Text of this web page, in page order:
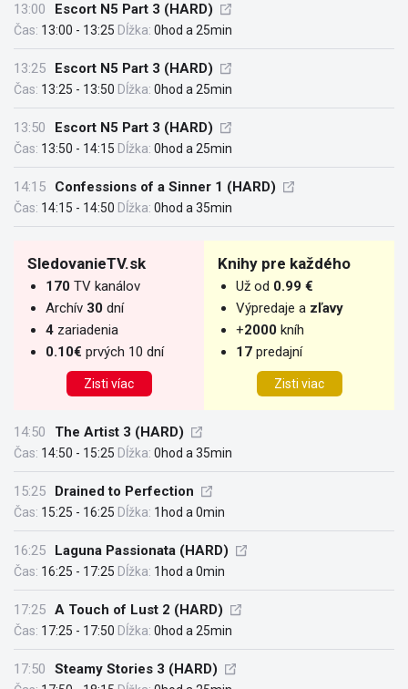
13:00 Escort N5 Part 3 (HARD)
Čas: 13:00 - 13:25 Dĺžka: 0hod a 25min
13:25 Escort N5 Part 3 (HARD)
Čas: 13:25 - 13:50 Dĺžka: 0hod a 25min
13:50 Escort N5 Part 3 (HARD)
Čas: 13:50 - 14:15 Dĺžka: 0hod a 25min
14:15 Confessions of a Sinner 1 (HARD)
Čas: 14:15 - 14:50 Dĺžka: 0hod a 35min
SledovanieTV.sk
170 TV kanálov
Archív 30 dní
4 zariadenia
0.10€ prvých 10 dní
Zisti víac
Knihy pre každého
Už od 0.99 €
Výpredaje a zľavy
+2000 kníh
17 predajní
Zisti viac
14:50 The Artist 3 (HARD)
Čas: 14:50 - 15:25 Dĺžka: 0hod a 35min
15:25 Drained to Perfection
Čas: 15:25 - 16:25 Dĺžka: 1hod a 0min
16:25 Laguna Passionata (HARD)
Čas: 16:25 - 17:25 Dĺžka: 1hod a 0min
17:25 A Touch of Lust 2 (HARD)
Čas: 17:25 - 17:50 Dĺžka: 0hod a 25min
17:50 Steamy Stories 3 (HARD)